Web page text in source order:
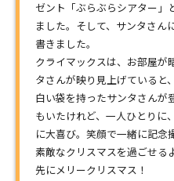
ゼント「ぶらぶらシアター」
ました。そして、サンタさん
書きました。
クライマックスは、お部屋が
タさんが映り見上げていると
白い袋を持ったサンタさんが
もいたけれど、一人ひとりに
に大喜び。笑顔で一緒に記念
素敵なクリスマスを過ごせる
先にメリークリスマス！